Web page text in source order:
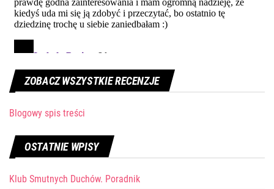
ZOBACZ WSZYSTKIE RECENZJE
Blogowy spis treści
OSTATNIE WPISY
Klub Smutnych Duchów. Poradnik